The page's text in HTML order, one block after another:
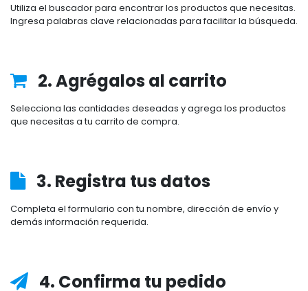
Utiliza el buscador para encontrar los productos que necesitas.
Ingresa palabras clave relacionadas para facilitar la búsqueda.
2. Agrégalos al carrito
Selecciona las cantidades deseadas y agrega los productos
que necesitas a tu carrito de compra.
3. Registra tus datos
Completa el formulario con tu nombre, dirección de envío y
demás información requerida.
4. Confirma tu pedido